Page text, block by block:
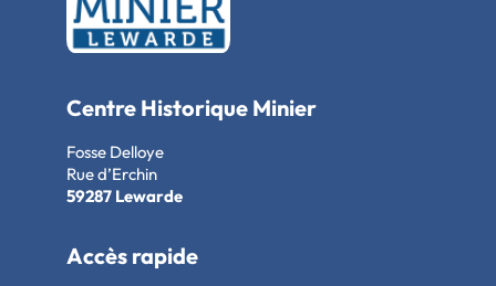
Centre Historique Minier
Fosse Delloye
Rue d’Erchin
59287 Lewarde
Accès rapide